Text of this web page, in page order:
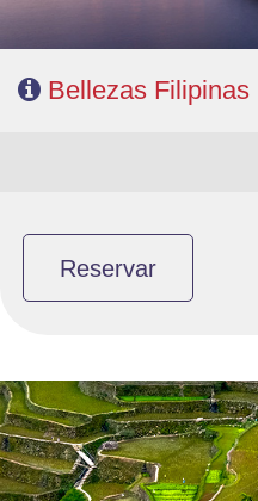
Bellezas Filipinas
Reservar
- Salidas: Lunes
- Ruta: 2 noches Manila, 1 Baguio,
y 2 Bohol
- Categoría hotelera: Primera,
- Régimen: Alojamiento y